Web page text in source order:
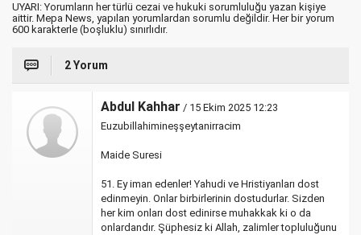
UYARI: Yorumların her türlü cezai ve hukuki sorumluluğu yazan kişiye
aittir. Mepa News, yapılan yorumlardan sorumlu değildir. Her bir yorum
600 karakterle (boşluklu) sınırlıdır.
2 Yorum
Abdul Kahhar / 15 Ekim 2025 12:23
Euzubillahimineşşeytanirracim
Maide Suresi
51. Ey iman edenler! Yahudi ve Hristiyanları dost
edinmeyin. Onlar birbirlerinin dostudurlar. Sizden
her kim onları dost edinirse muhakkak ki o da
onlardandır. Şüphesiz ki Allah, zalimler topluluğunu